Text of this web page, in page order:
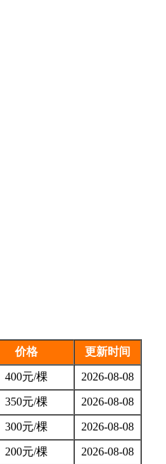
价格 更新时间
400元/棵 2026-08-08
350元/棵 2026-08-08
300元/棵 2026-08-08
200元/棵 2026-08-08